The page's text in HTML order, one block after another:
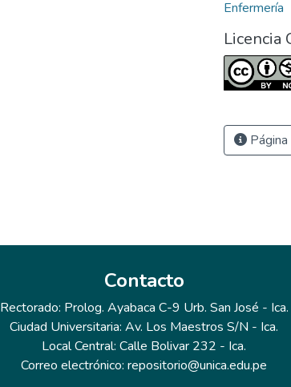
Enfermería
Licencia
Contacto
Rectorado: Prolog. Ayabaca C-9 Urb. San José - Ica.
Ciudad Universitaria: Av. Los Maestros S/N - Ica.
Local Central: Calle Bolivar 232 - Ica.
Correo electrónico: repositorio@unica.edu.pe